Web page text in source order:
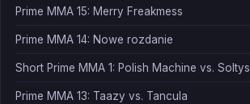
Prime MMA 15: Merry Freakmess
Prime MMA 14: Nowe rozdanie
Short Prime MMA 1: Polish Machine vs. Soltys
Prime MMA 13: Taazy vs. Tancula